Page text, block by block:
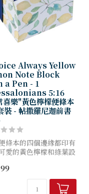
Always Yellow
Note Block
a Pen - 1
5:16
喜樂"黃色檸檬便條本
裝 - 帖撒羅尼迦前書
條本的四個邊緣都印有
愛的黃色檸檬和綠葉設
角都有一個檸檬樹枝，
長滿了黃色的檸檬和綠色
子。在底部中央以黑色墨